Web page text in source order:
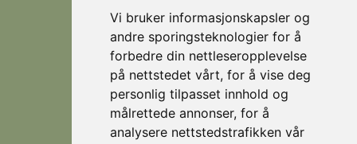
Vi bruker informasjonskapsler og
andre sporingsteknologier for å
forbedre din nettleseropplevelse
på nettstedet vårt, for å vise deg
personlig tilpasset innhold og
målrettede annonser, for å
analysere nettstedstrafikken vår
på
flotte
fjellturer
om
sommeren,
og
som
Fjellsætra
Hornindal
Koie
Stranda
Strandafjellet
Horn Media